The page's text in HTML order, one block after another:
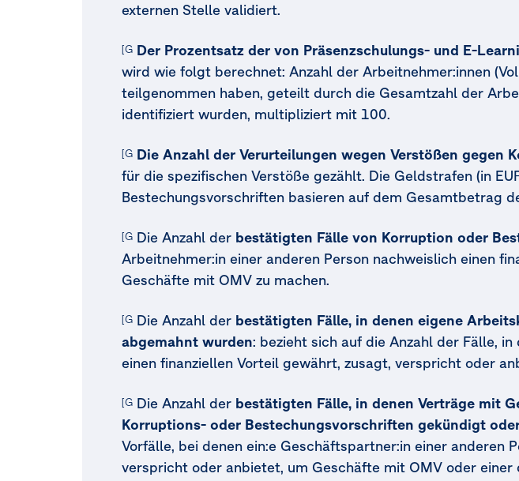
externen Stelle validiert.
[G1-4.21b] [MDR-M.77a]
Der Prozentsatz der von Präsenzschulungs- und E-
wird wie folgt berechnet: Anzahl der Arbeitnehmer:innen
teilgenommen haben, geteilt durch die Gesamtzahl der
identifiziert wurden, multipliziert mit 100.
[G1-4. 24a] [MDR-M.77a]
Die Anzahl der Verurteilungen wegen Verstößen gegen
für die spezifischen Verstöße gezählt. Die Geldstrafen (in
Bestechungsvorschriften basieren auf dem Gesamtbetrag
[G1-4.25a] [MDR-M.77a]
Die Anzahl der bestätigten Fälle von Korruption oder
Arbeitnehmer:in einer anderen Person nachweislich einen
Geschäfte mit OMV zu machen.
[G1-4.25b] [MDR-M.77a]
Die Anzahl der bestätigten Fälle, in denen eigene
abgemahnt wurden: bezieht sich auf die Anzahl der Fälle,
einen finanziellen Vorteil gewährt, zusagt, verspricht oder
[G1-4.25c] [MDR-M.77a]
Die Anzahl der bestätigten Fälle, in denen Verträge mit
Korruptions- oder Bestechungsvorschriften gekündigt
Vorfälle, bei denen ein:e Geschäftspartner:in einer anderen
verspricht oder anbietet, um Geschäfte mit OMV oder einer